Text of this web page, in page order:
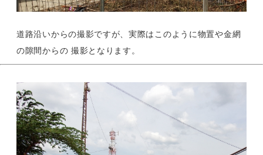
道路沿いからの撮影ですが、実際はこのように物置や金網
の隙間からの 撮影となります。